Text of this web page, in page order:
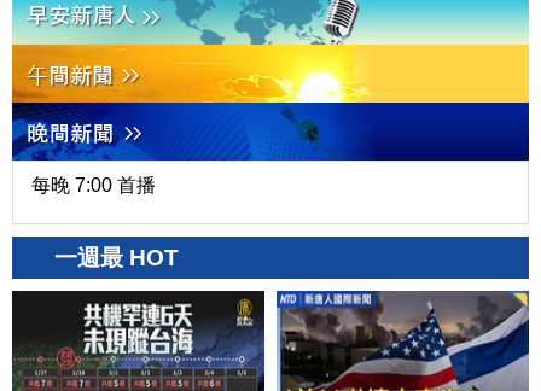
每晚 7:00 首播
一週最 HOT